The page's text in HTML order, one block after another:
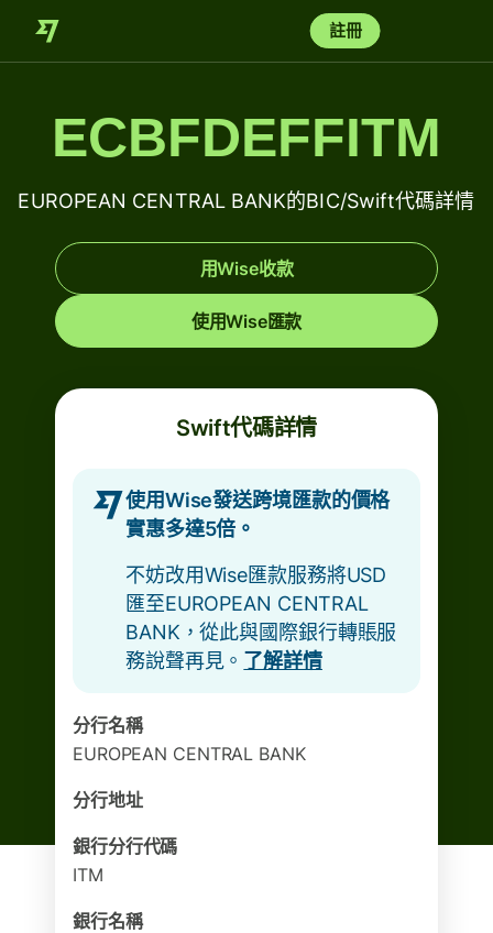
註冊
ECBFDEFFITM
EUROPEAN CENTRAL BANK的BIC/Swift代碼詳情
用Wise收款
使用Wise匯款
Swift代碼詳情
使用Wise發送跨境匯款的價格
實惠多達5倍。
不妨改用Wise匯款服務將USD
匯至EUROPEAN CENTRAL
BANK，從此與國際銀行轉賬服
務說聲再見。 了解詳情
分行名稱
EUROPEAN CENTRAL BANK
分行地址
銀行分行代碼
ITM
銀行名稱